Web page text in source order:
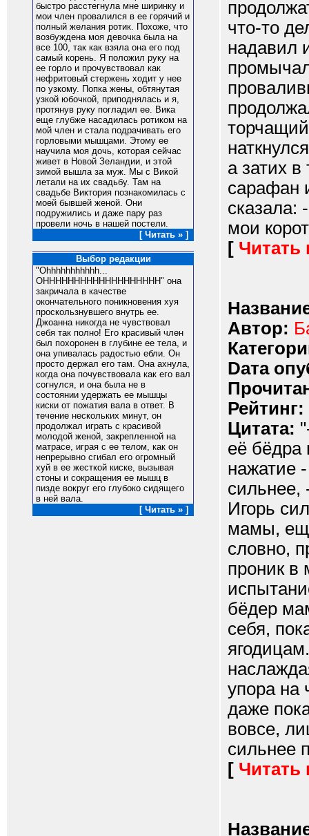
быстро расстегнула мне ширинку и
мои член провалился в ее горячий и
полный желания ротик. Похоже, что
возбуждена моя девочка была на
все 100, так как взяла она его под
самый корень. Я положил руку на
ее горло и прочувствовал как
нефритовый стержень ходит у нее
по узкому. Попка жены, обтянутая
узкой юбочкой, приподнялась и я,
протянув руку погладил ее. Вика
еще глубже насадилась ротиком на
мой член и стала подрачивать его
горловыми мышцами. Этому ее
научила моя дочь, которая сейчас
живет в Новой Зеландии, и этой
зимой вышла за муж. Мы с Викой
летали на их свадьбу. Там на
свадьбе Виктория познакомилась с
моей бывшей женой. Они
подружились и даже пару раз
провели ночь в нашей постели.
[ Читать » ]
Выбор редакции
"Ohhhhhhhhhhh...
OHHHHHHHHHHHHHHHHHHH" она
закричала в качестве
окончательного поникновения хуя
проскользнувшего внутрь ее.
Джоанна никогда не чувствовал
себя так полно! Его красивый член
был похоронен в глубине ее тела, и
она упивалась радостью ебли. Он
просто держал его там. Она ахнула,
когда она почувствовала как его вал
согнулся, и она была не в
состоянии удержать ее мышцы
киски от пожатия вала в ответ. В
течение нескольких минут, он
продолжал играть с красивой
молодой женой, закрепленной на
матрасе, играя с ее телом, как он
непрерывно сгибал его огромный
хуй в ее жесткой киске, вызывая
стоны и сокращения ее мышц в
пизде вокруг его глубоко сидящего
в ней вала.
[ Читать » ]
что-то
надавил
а затих
сарафан
сказала:
мои
[ Читать
Автор:
Dата
Рейтинг:
Цитата:
её бёдра
нажатие
сильнее,
Игорь
мамы,
словно,
проник в
бёдер
себя,
упора на
даже
вовсе,
сильнее
[ Читать